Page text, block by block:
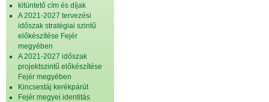
kitüntető cím és díjak
A 2021-2027 tervezési
időszak stratégiai szintű
előkészítése Fejér
megyében
A 2021-2027 időszak
projektszintű előkészítése
Fejér megyében
Kincsestáj kerékpárút
Fejér megyei identitás